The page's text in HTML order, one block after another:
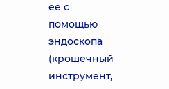
ее с
помощью
эндоскопа
(крошечный
инструмент,